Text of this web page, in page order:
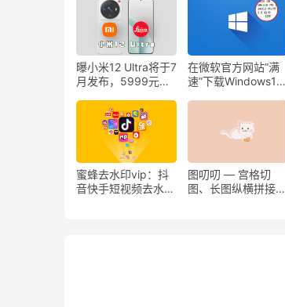
曝小米12 Ultra将于7
月发布，5999元起
7299元
在微软官方网站”满
速”下载Windows10
蜜蜂去水印vip：抖
音快手短视频去水印
图叨叨 — 宫格切
图、长图纵横拼接、